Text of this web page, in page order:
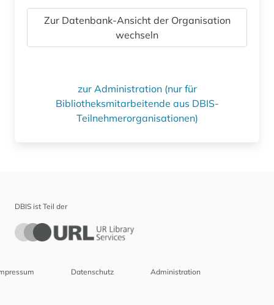
Zur Datenbank-Ansicht der Organisation
wechseln
zur Administration (nur für
Bibliotheksmitarbeitende aus DBIS-
Teilnehmerorganisationen)
DBIS ist Teil der
Datenschutz Administration